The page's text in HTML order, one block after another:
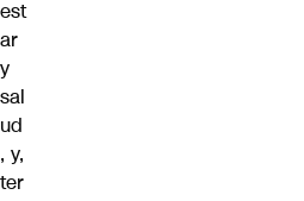
est
ar
y
sal
ud
, y,
ter